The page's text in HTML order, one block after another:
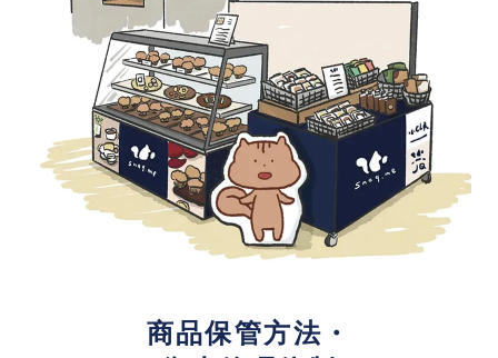
商品保管方法・